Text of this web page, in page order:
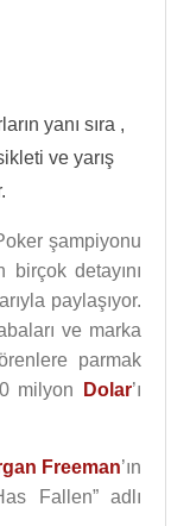
yanı sıra ,
ve yarış
şampiyonu
detayını
paylaşıyor.
ve marka
parmak
milyon
Dolar’ı
Freeman’ın
Fallen” adlı